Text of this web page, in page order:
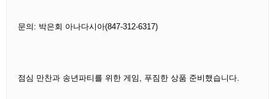
문의: 박은회 아나다시아(847-312-6317)
점심 만찬과 송년파티를 위한 게임, 푸짐한 상품 준비했습니다.